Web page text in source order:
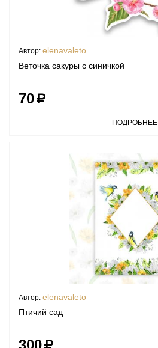
Автор: elenavaleto
Веточка сакуры с синичкой
70
ПОДРОБНЕЕ
Автор: elenavaleto
Птичий сад
300